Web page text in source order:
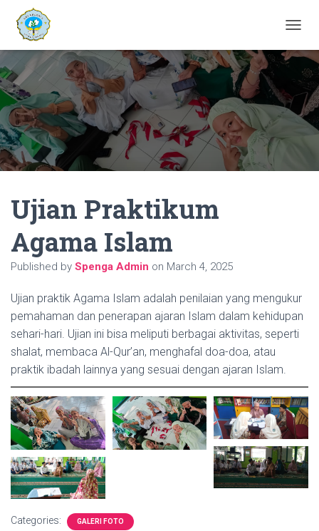
O
N
G
Ujian Praktikum
Agama Islam
Published by Spenga Admin on March 4, 2025
Ujian praktik Agama Islam adalah penilaian yang mengukur
pemahaman dan penerapan ajaran Islam dalam kehidupan
sehari-hari. Ujian ini bisa meliputi berbagai aktivitas, seperti
shalat, membaca Al-Qur’an, menghafal doa-doa, atau
praktik ibadah lainnya yang sesuai dengan ajaran Islam.
Categories: GALERI FOTO